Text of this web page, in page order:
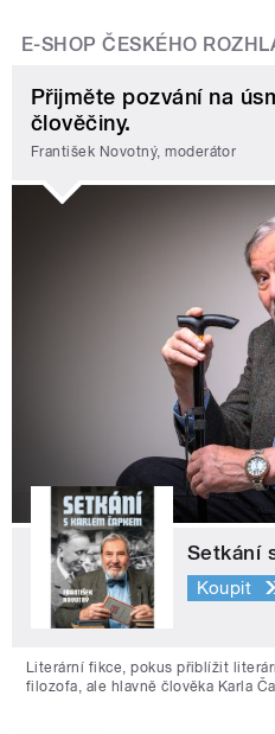
E-SHOP ČESKÉHO
Přijměte pozvání na
člověčiny.
František Novotný, moderátor
Setkání
Koupit
Literární fikce, pokus přiblížit
filozofa, ale hlavně člověka Karla